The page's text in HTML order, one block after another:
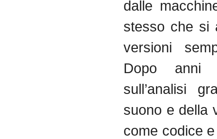
dalle
stesso che si
versioni
Dopo anni
sull’analisi
suono e della
come codice